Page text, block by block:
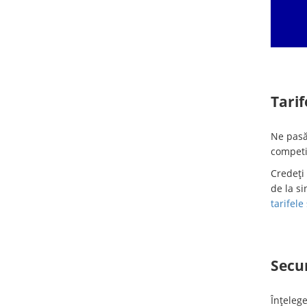
Ne
Credeți
de la
tarifele